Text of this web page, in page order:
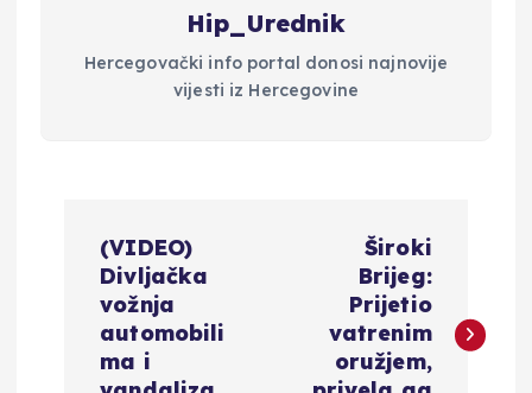
Hip_Urednik
Hercegovački info portal donosi najnovije
vijesti iz Hercegovine
(VIDEO)
Divljačka
vožnja
automobili
ma i
Široki
Brijeg:
Prijetio
vatrenim
oružjem,